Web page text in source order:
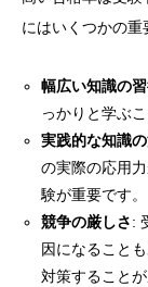
にはいくつかの重
幅広い知識の
っかりと学ぶ
実践的な知識
の実際の応用
験が重要です。
競争の厳しさ:
因になること
対策すること